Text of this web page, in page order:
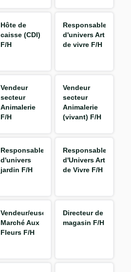
Hôte de
caisse (CDI)
F/H
Responsable
d'univers Art
de vivre F/H
Vendeur
secteur
Animalerie
F/H
Vendeur
secteur
Animalerie
(vivant) F/H
Responsable
d'univers
jardin F/H
Responsable
d'Univers Art
de Vivre F/H
Vendeur/euse
Marché Aux
Fleurs F/H
Directeur de
magasin F/H